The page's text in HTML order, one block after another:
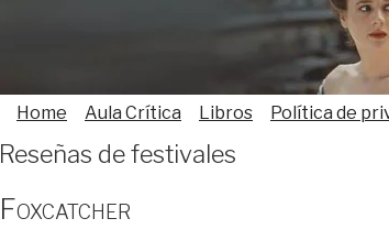
Home Aula Crítica Libros Política de
Reseñas de festivales
Foxcatcher